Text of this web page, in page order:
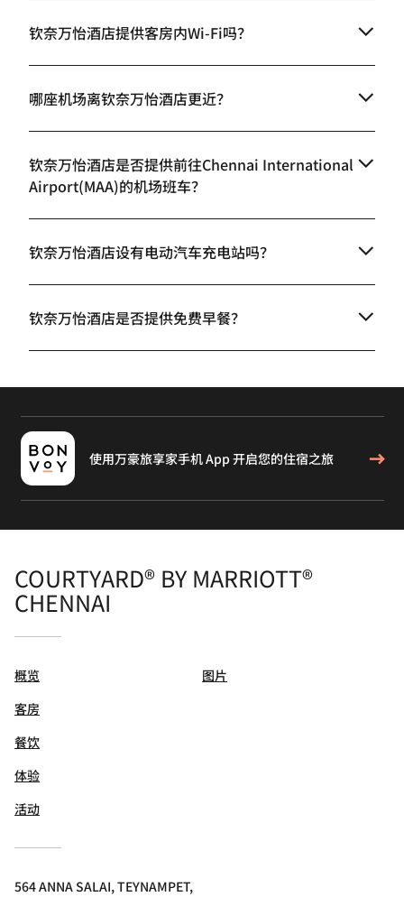
钦奈万怡酒店提供客房内Wi-Fi吗？
哪座机场离钦奈万怡酒店更近？
钦奈万怡酒店是否提供前往Chennai International
Airport(MAA)的机场班车？
钦奈万怡酒店设有电动汽车充电站吗？
钦奈万怡酒店是否提供免费早餐？
使用万豪旅享家手机 App 开启您的住宿之旅
COURTYARD® BY MARRIOTT®
CHENNAI
概览
客房
餐饮
体验
活动
图片
564 ANNA SALAI, TEYNAMPET,